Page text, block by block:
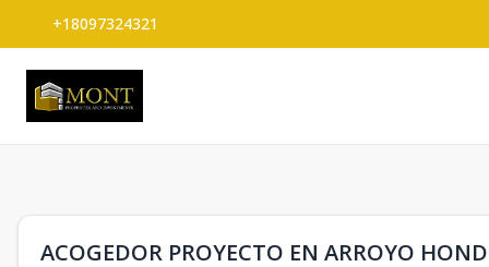
+18097324321
ACOGEDOR PROYECTO EN ARROYO